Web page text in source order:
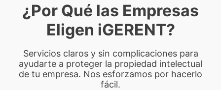
¿Por Qué las Empresas
Eligen iGERENT?
Servicios claros y sin complicaciones para
ayudarte a proteger la propiedad intelectual
de tu empresa. Nos esforzamos por hacerlo
fácil.